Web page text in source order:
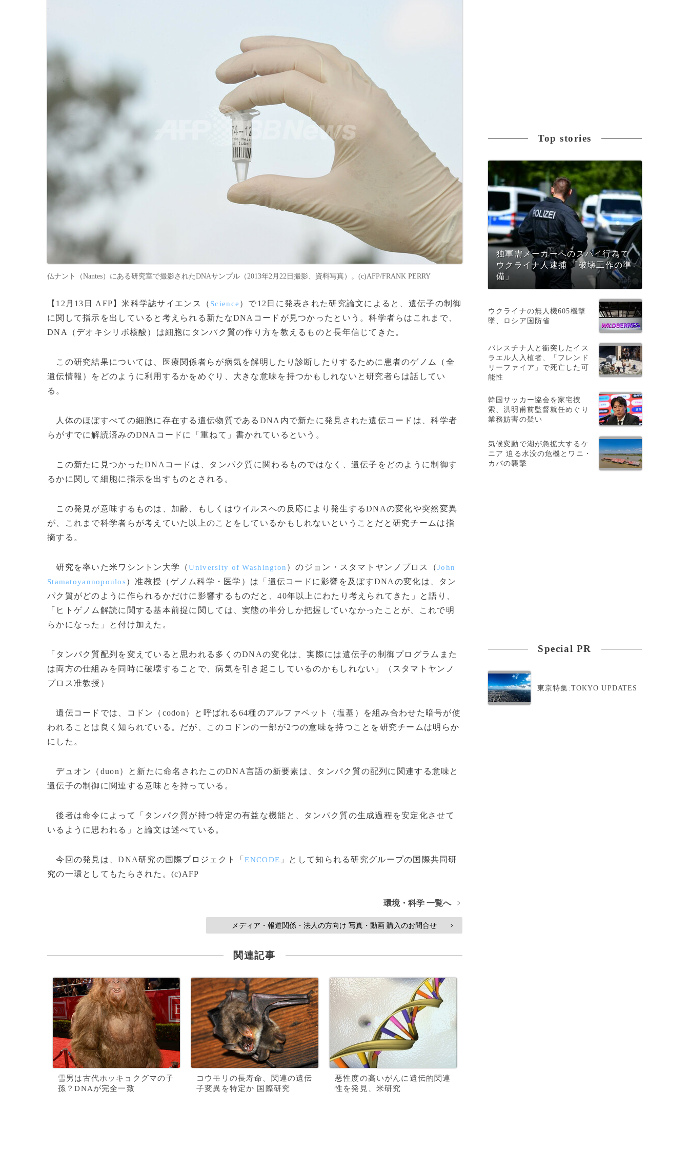
仏ナント（Nantes）にある研究室で撮影されたDNAサンプル（2013年2月22日撮影、資料写真）。(c)AFP/FRANK PERRY
【12月13日 AFP】米科学誌サイエンス（ Science ）で12日に発表された研究論文によると、遺伝子の制御
に関して指示を出していると考えられる新たなDNAコードが見つかったという。科学者らはこれまで、
DNA（デオキシリボ核酸）は細胞にタンパク質の作り方を教えるものと長年信じてきた。
この研究結果については、医療関係者らが病気を解明したり診断したりするために患者のゲノム（全
遺伝情報）をどのように利用するかをめぐり、大きな意味を持つかもしれないと研究者らは話してい
る。
人体のほぼすべての細胞に存在する遺伝物質であるDNA内で新たに発見された遺伝コードは、科学者
らがすでに解読済みのDNAコードに「重ねて」書かれているという。
この新たに見つかったDNAコードは、タンパク質に関わるものではなく、遺伝子をどのように制御す
るかに関して細胞に指示を出すものとされる。
この発見が意味するものは、加齢、もしくはウイルスへの反応により発生するDNAの変化や突然変異
が、これまで科学者らが考えていた以上のことをしているかもしれないということだと研究チームは指
摘する。
研究を率いた米ワシントン大学（University of Washington ）のジョン・スタマトヤンノプロス（John
Stamatoyannopoulos）准教授（ゲノム科学・医学）は「遺伝コードに影響を及ぼすDNAの変化は、タン
パク質がどのように作られるかだけに影響するものだと、40年以上にわたり考えられてきた」と語り、
「ヒトゲノム解読に関する基本前提に関しては、実態の半分しか把握していなかったことが、これで明
らかになった」と付け加えた。
「タンパク質配列を変えていると思われる多くのDNAの変化は、実際には遺伝子の制御プログラムまた
は両方の仕組みを同時に破壊することで、病気を引き起こしているのかもしれない」（スタマトヤンノ
プロス准教授）
遺伝コードでは、コドン（codon）と呼ばれる64種のアルファベット（塩基）を組み合わせた暗号が使
われることは良く知られている。だが、このコドンの一部が2つの意味を持つことを研究チームは明らか
にした。
デュオン（duon）と新たに命名されたこのDNA言語の新要素は、タンパク質の配列に関連する意味と
遺伝子の制御に関連する意味とを持っている。
後者は命令によって「タンパク質が持つ特定の有益な機能と、タンパク質の生成過程を安定化させて
いるように思われる」と論文は述べている。
今回の発見は、DNA研究の国際プロジェクト「ENCODE 」として知られる研究グループの国際共同研
究の一環としてもたらされた。(c)AFP
環境・科学 一覧へ >
メディア・報道関係・法人の方向け 写真・動画 購入のお問合せ >
関連記事
雪男は古代ホッキョクグマの子
孫？DNAが完全一致
コウモリの長寿命、関連の遺伝
子変異を特定か 国際研究
悪性度の高いがんに遺伝的関連
性を発見、米研究
Top stories
独軍需メーカーへのスパイ行為で
ウクライナ人逮捕 「破壊工作の準
備」
ウクライナの無人機605機撃
墜、ロシア国防省
パレスチナ人と衝突したイス
ラエル人入植者、「フレンド
リーファイア」で死亡した可
能性
韓国サッカー協会を家宅捜
索、洪明甫前監督就任めぐり
業務妨害の疑い
気候変動で湖が急拡大するケ
ニア 迫る水没の危機とワニ・
カバの襲撃
Special PR
東京特集:TOKYO UPDATES